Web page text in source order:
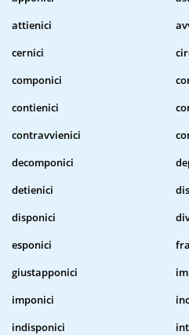
attienici
cernici
componici
contienici
contravvienici
decomponici
detienici
disponici
esponici
giustapponici
imponici
indisponici